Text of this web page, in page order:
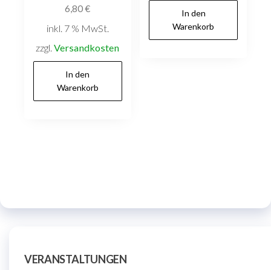
6,80€
inkl. 7 % MwSt.
zzgl.Versandkosten
In den
Warenkorb
In den
Warenkorb
VERANSTALTUNGEN